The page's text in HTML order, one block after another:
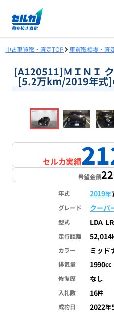
中古車買取・査定TOP 車買取相場・
[A120511]ＭＩＮＩ
[5.2万km/2019年式]
セルカ実績
希望金額
年式 2019年
グレード
クーパ
型式 LDA-
走行距離 52,014
カラー
ミッド
排気量 1990cc
修復歴
なし
入札数 16件
成約日
2022年